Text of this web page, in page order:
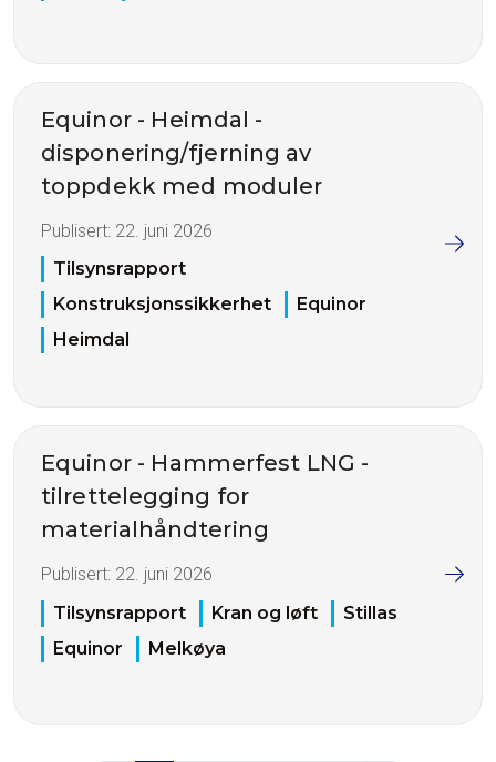
Equinor - Heimdal -
disponering/fjerning av
toppdekk med moduler
Publisert: 22. juni 2026
Tilsynsrapport
Konstruksjonssikkerhet
Equinor
Heimdal
Equinor - Hammerfest LNG -
tilrettelegging for
materialhåndtering
Publisert: 22. juni 2026
Tilsynsrapport
Kran og løft
Stillas
Equinor
Melkøya